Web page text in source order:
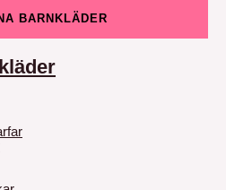
BARNKLÄDER